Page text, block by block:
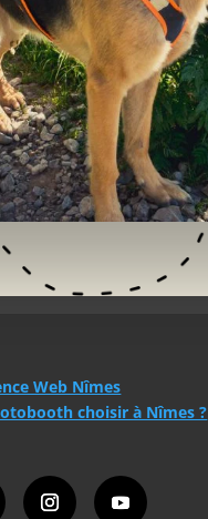
Web Nîmes
choisir à Nîmes ?